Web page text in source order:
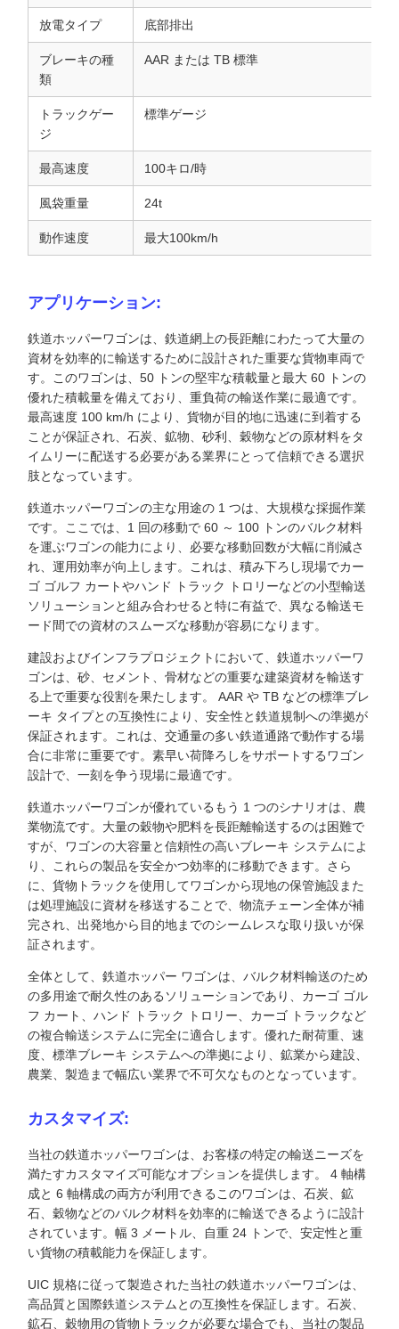
放電タイプ 底部排出
ブレーキの種
類
AAR または TB 標準
トラックゲー
ジ
標準ゲージ
最高速度 100キロ/時
風袋重量 24t
動作速度 最大100km/h
アプリケーション:
鉄道ホッパーワゴンは、鉄道網上の長距離にわたって大量の
資材を効率的に輸送するために設計された重要な貨物車両で
す。このワゴンは、50 トンの堅牢な積載量と最大 60 トンの
優れた積載量を備えており、重負荷の輸送作業に最適です。
最高速度 100 km/h により、貨物が目的地に迅速に到着する
ことが保証され、石炭、鉱物、砂利、穀物などの原材料をタ
イムリーに配送する必要がある業界にとって信頼できる選択
肢となっています。
鉄道ホッパーワゴンの主な用途の 1 つは、大規模な採掘作業
です。ここでは、1 回の移動で 60 ～ 100 トンのバルク材料
を運ぶワゴンの能力により、必要な移動回数が大幅に削減さ
れ、運用効率が向上します。これは、積み下ろし現場でカー
ゴ ゴルフ カートやハンド トラック トロリーなどの小型輸送
ソリューションと組み合わせると特に有益で、異なる輸送モ
ード間での資材のスムーズな移動が容易になります。
建設およびインフラプロジェクトにおいて、鉄道ホッパーワ
ゴンは、砂、セメント、骨材などの重要な建築資材を輸送す
る上で重要な役割を果たします。 AAR や TB などの標準ブレ
ーキ タイプとの互換性により、安全性と鉄道規制への準拠が
保証されます。これは、交通量の多い鉄道通路で動作する場
合に非常に重要です。素早い荷降ろしをサポートするワゴン
設計で、一刻を争う現場に最適です。
鉄道ホッパーワゴンが優れているもう 1 つのシナリオは、農
業物流です。大量の穀物や肥料を長距離輸送するのは困難で
すが、ワゴンの大容量と信頼性の高いブレーキ システムによ
り、これらの製品を安全かつ効率的に移動できます。さら
に、貨物トラックを使用してワゴンから現地の保管施設また
は処理施設に資材を移送することで、物流チェーン全体が補
完され、出発地から目的地までのシームレスな取り扱いが保
証されます。
全体として、鉄道ホッパー ワゴンは、バルク材料輸送のため
の多用途で耐久性のあるソリューションであり、カーゴ ゴル
フ カート、ハンド トラック トロリー、カーゴ トラックなど
の複合輸送システムに完全に適合します。優れた耐荷重、速
度、標準ブレーキ システムへの準拠により、鉱業から建設、
農業、製造まで幅広い業界で不可欠なものとなっています。
カスタマイズ:
当社の鉄道ホッパーワゴンは、お客様の特定の輸送ニーズを
満たすカスタマイズ可能なオプションを提供します。 4 軸構
成と 6 軸構成の両方が利用できるこのワゴンは、石炭、鉱
石、穀物などのバルク材料を効率的に輸送できるように設計
されています。幅 3 メートル、自重 24 トンで、安定性と重
い貨物の積載能力を保証します。
UIC 規格に従って製造された当社の鉄道ホッパーワゴンは、
高品質と国際鉄道システムとの互換性を保証します。石炭、
鉱石、穀物用の貨物トラックが必要な場合でも、当社の製品